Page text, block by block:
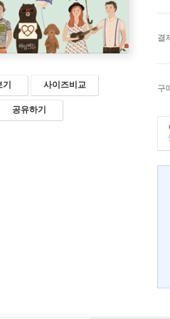
기 사이즈비교
공유하기
결
구